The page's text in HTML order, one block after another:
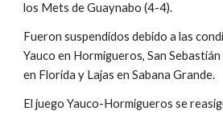
los Mets de Guaynabo (4-4).
Fueron suspendidos debido a las
Yauco en Hormigueros, San
en Florida y Lajas en Sabana Grande.
El juego Yauco-Hormigueros se